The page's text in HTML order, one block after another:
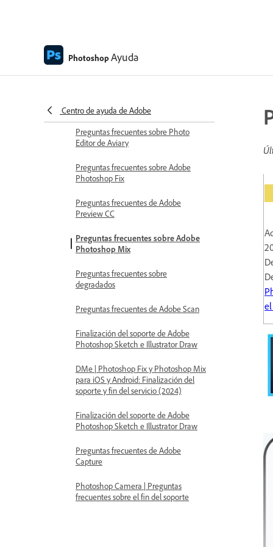
PhotoshopAyuda
Centro de ayuda de Adobe
Preguntas frecuentes sobre Photo
Editor de Aviary
Preguntas frecuentes sobre Adobe
Photoshop Fix
Preguntas frecuentes de Adobe
Preview CC
Preguntas frecuentes sobre Adobe
Photoshop Mix
Preguntas frecuentes sobre
degradados
Preguntas frecuentes de Adobe Scan
Finalización del soporte de Adobe
Photoshop Sketch e Illustrator Draw
DMe | Photoshop Fix y Photoshop Mix
para iOS y Android: Finalización del
soporte y fin del servicio (2024)
Finalización del soporte de Adobe
Photoshop Sketch e Illustrator Draw
Preguntas frecuentes de Adobe
Capture
Photoshop Camera | Preguntas
frecuentes sobre el fin del soporte